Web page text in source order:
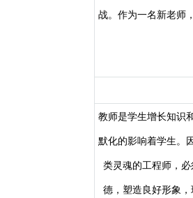
战。作为一名新老师
教师是学生增长知识
默化的影响着学生。
类灵魂的工程师，
德，塑造良好形象